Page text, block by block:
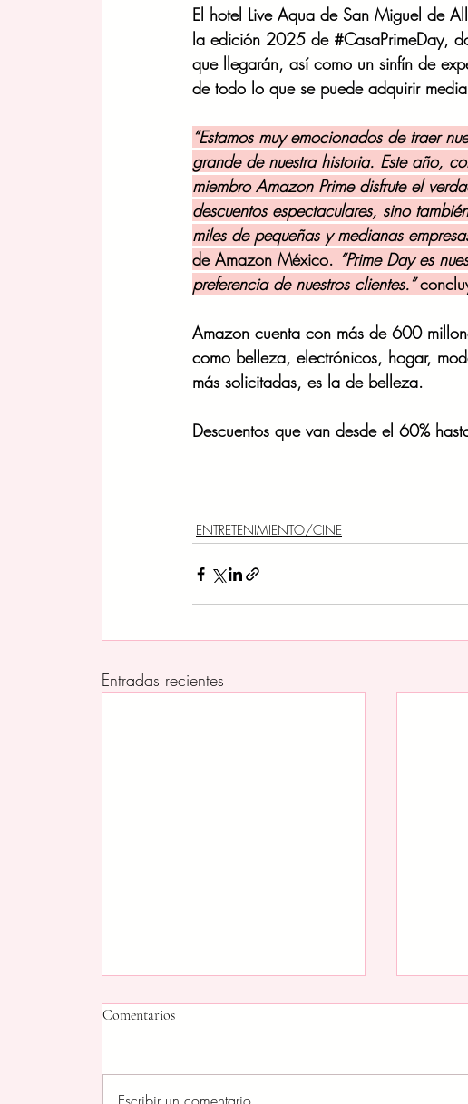
El hotel Live Aqua de San Miguel de
la edición 2025 de #CasaPrimeDay,
que llegarán, así como un sinfín de
de todo lo que se puede adquirir
“Estamos muy emocionados de traer
grande de nuestra historia. Este año,
miembro Amazon Prime disfrute el
descuentos espectaculares, sino
miles de pequeñas y medianas
de Amazon México. “Prime Day es
preferencia de nuestros clientes.”
Amazon cuenta con más de 600
como belleza, electrónicos, hogar,
más solicitadas, es la de belleza.
Descuentos que van desde el 60%
ENTRETENIMIENTO/CINE
Entradas recientes
Comentarios